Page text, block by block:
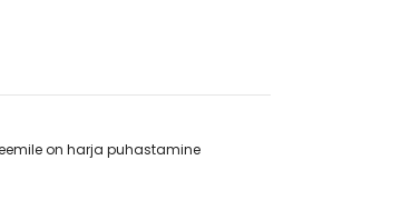
on harja puhastamine